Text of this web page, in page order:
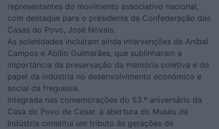
representantes do movimento associativo nacional,
com destaque para o presidente da Confederação das
Casas do Povo, José Novais.
As solenidades incluíram ainda intervenções de Aníbal
Campos e Abílio Guimarães, que sublinharam a
importância da preservação da memória coletiva e do
papel da indústria no desenvolvimento económico e
social da freguesia.
Integrada nas comemorações do 53.º aniversário da
Casa do Povo de Cesar, a abertura do Museu da
Indústria constitui um tributo às gerações de